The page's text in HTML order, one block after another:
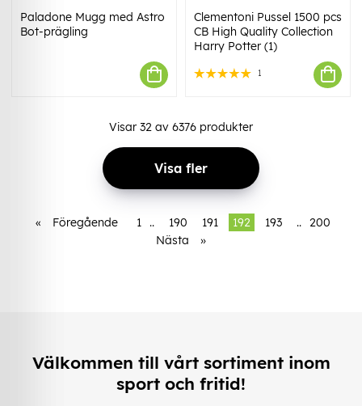
Paladone Mugg med Astro
Bot-prägling
Clementoni Pussel 1500 pcs
CB High Quality Collection
Harry Potter (1)
1
Visar 32 av 6376 produkter
Visa fler
« Föregående 1 .. 190 191 192 193 .. 200
Nästa
»
Välkommen till vårt sortiment inom
sport och fritid!